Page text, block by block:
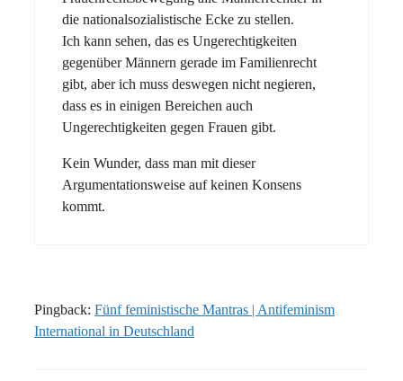
die nationalsozialistische Ecke zu stellen.
Ich kann sehen, das es Ungerechtigkeiten
gegenüber Männern gerade im Familienrecht
gibt, aber ich muss deswegen nicht negieren,
dass es in einigen Bereichen auch
Ungerechtigkeiten gegen Frauen gibt.
Kein Wunder, dass man mit dieser
Argumentationsweise auf keinen Konsens
kommt.
Pingback: Fünf feministische Mantras | Antifeminism
International in Deutschland